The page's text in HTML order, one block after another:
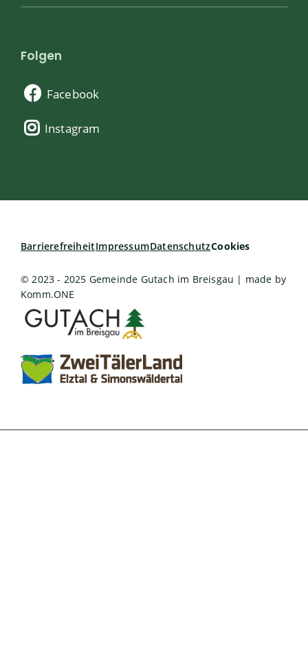
Folgen
Facebook
Instagram
BarrierefreiheitImpressumDatenschutzCookies
© 2023 - 2025 Gemeinde Gutach im Breisgau | made by
Komm.ONE